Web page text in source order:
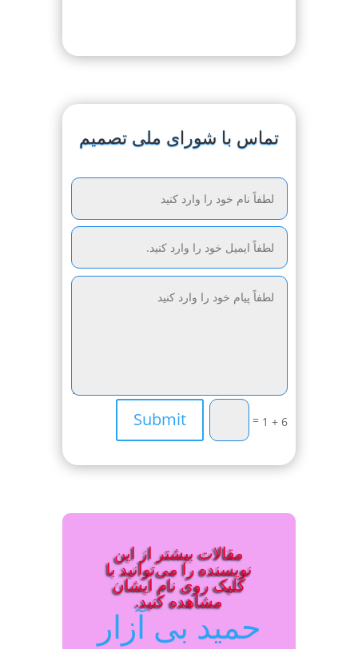
تماس با شورای ملی تصمیم
6 + 1
=
Submit
مقالات بیشتر از این
نویسنده را می‌توانید با
کلیک روی نام ایشان
مشاهده کنید.
حمید بی آزار